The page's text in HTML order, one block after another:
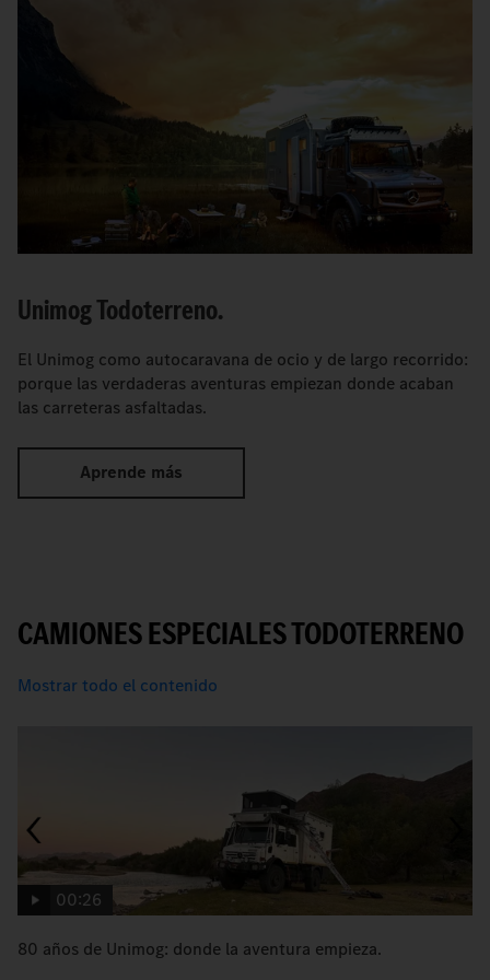
Unimog Todoterreno.
El Unimog como autocaravana de ocio y de largo recorrido:
porque las verdaderas aventuras empiezan donde acaban
las carreteras asfaltadas.
Aprende más
CAMIONES ESPECIALES TODOTERRENO
Mostrar todo el contenido
00:26
80 años de Unimog: donde la aventura empieza.